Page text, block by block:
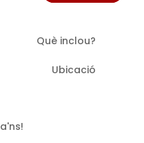
Què inclou?
Ubicació